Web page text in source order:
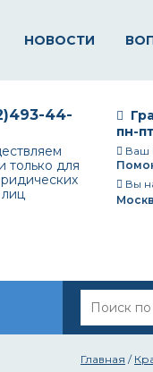
НОВОСТИ
пн-
Ваш
Вы
44-
только для
лиц
Главная /